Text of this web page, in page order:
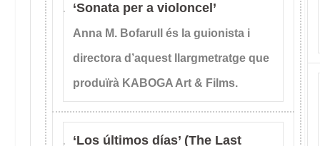
‘Sonata per a violoncel’
Anna M. Bofarull és la guionista i
directora d’aquest llargmetratge que
produïrà KABOGA Art & Films.
‘Los últimos días’ (The Last